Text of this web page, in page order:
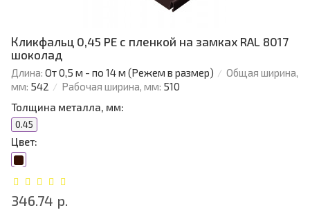
Кликфальц 0,45 PE с пленкой на замках RAL 8017
шоколад
Длина: От 0,5 м - по 14 м (Режем в размер)
Общая ширина,
мм: 542 Рабочая ширина, мм: 510
Толщина металла, мм:
0.45
Цвет:
346.74 р.